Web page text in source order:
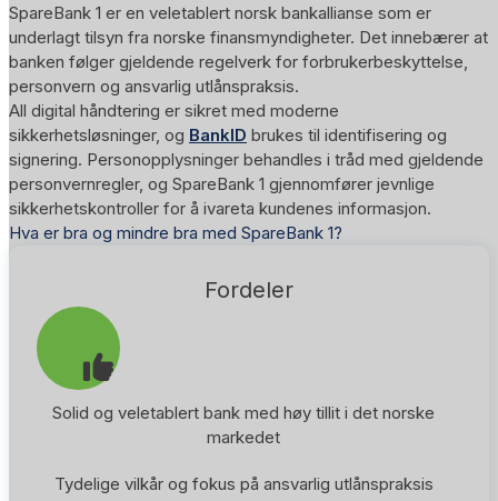
SpareBank 1 er en veletablert norsk bankallianse som er
underlagt tilsyn fra norske finansmyndigheter. Det innebærer at
banken følger gjeldende regelverk for forbrukerbeskyttelse,
personvern og ansvarlig utlånspraksis.
All digital håndtering er sikret med moderne
sikkerhetsløsninger, og BankID brukes til identifisering og
signering. Personopplysninger behandles i tråd med gjeldende
personvernregler, og SpareBank 1 gjennomfører jevnlige
sikkerhetskontroller for å ivareta kundenes informasjon.
Hva er bra og mindre bra med SpareBank 1?
Fordeler
Solid og veletablert bank med høy tillit i det norske
markedet
Tydelige vilkår og fokus på ansvarlig utlånspraksis